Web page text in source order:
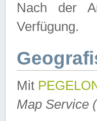
Nach der
Verfügung.
Mit
Map Service